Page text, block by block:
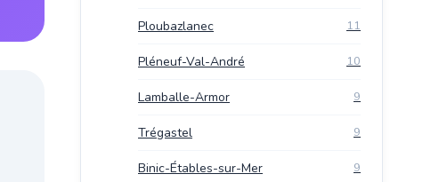
Ploubazlanec 11
Pléneuf-Val-André 10
Lamballe-Armor 9
Trégastel 9
Binic-Étables-sur-Mer 9